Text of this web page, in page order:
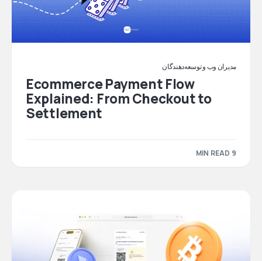
مدیران وب و توسعه‌دهندگان
Ecommerce Payment Flow
Explained: From Checkout to
Settlement
9 MIN READ